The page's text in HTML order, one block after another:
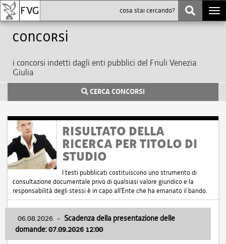
Concorsi
i concorsi indetti dagli enti pubblici del Friuli Venezia
Giulia
CERCA CONCORSI
RISULTATO DELLA
RICERCA PER TITOLO DI
STUDIO
I testi pubblicati costituiscono uno strumento di
consultazione documentale privo di qualsiasi valore giuridico e la
responsabilità degli stessi è in capo all'Ente che ha emanato il bando.
06.08.2026 - Scadenza della presentazione delle
domande: 07.09.2026 12:00